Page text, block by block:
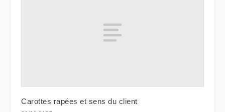
Carottes rapées et sens du client